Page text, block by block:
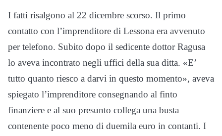
I fatti risalgono al 22 dicembre scorso. Il primo
contatto con l’imprenditore di Lessona era avvenuto
per telefono. Subito dopo il sedicente dottor Ragusa
lo aveva incontrato negli uffici della sua ditta. «E’
tutto quanto riesco a darvi in questo momento», aveva
spiegato l’imprenditore consegnando al finto
finanziere e al suo presunto collega una busta
contenente poco meno di duemila euro in contanti. I